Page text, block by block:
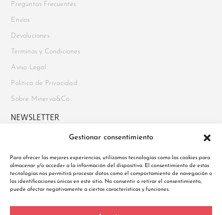
Gestionar consentimiento
Para ofrecer las mejores experiencias, utilizamos tecnologías como las cookies para
almacenar y/o acceder a la información del dispositivo. El consentimiento de estas
tecnologías nos permitirá procesar datos como el comportamiento de navegación o
las identificaciones únicas en este sitio. No consentir o retirar el consentimiento,
puede afectar negativamente a ciertas características y funciones.
Preguntas Frecuentes
Envíos
Devoluciones
Terminos y Condiciones
Aviso Legal
Política de Privacidad
Sobre Minerva&Co.
NEWSLETTER
Suscríbete para recibir novedades, acceso a ofertas exclusivas y
mucho más. Además, disfruta de un
10% de descuento en tu
primer pedidoal registrarte.